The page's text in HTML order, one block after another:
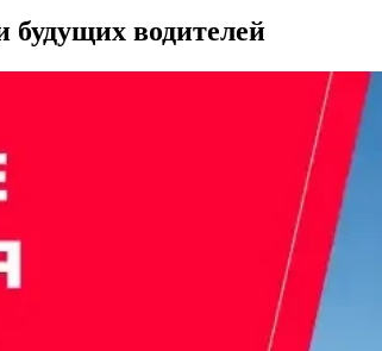
будущих водителей